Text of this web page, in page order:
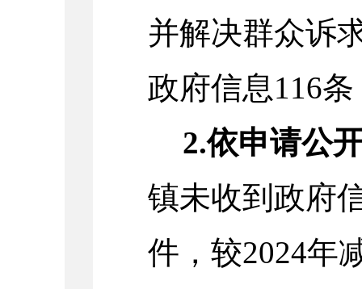
并解决群众诉
政府信息116
2.依申请公
镇未收到政府
件，较2024年